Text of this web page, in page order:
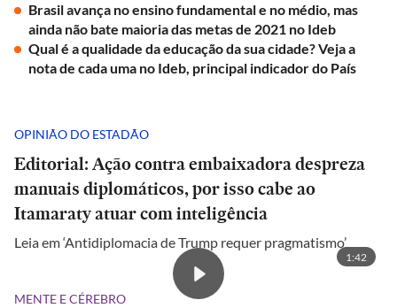
Brasil avança no ensino fundamental e no médio, mas
ainda não bate maioria das metas de 2021 no Ideb
Qual é a qualidade da educação da sua cidade? Veja a
nota de cada uma no Ideb, principal indicador do País
OPINIÃO DO ESTADÃO
Editorial: Ação contra embaixadora despreza
manuais diplomáticos, por isso cabe ao
Itamaraty atuar com inteligência
Leia em ‘Antidiplomacia de Trump requer pragmatismo’
1:42
MENTE E CÉREBRO